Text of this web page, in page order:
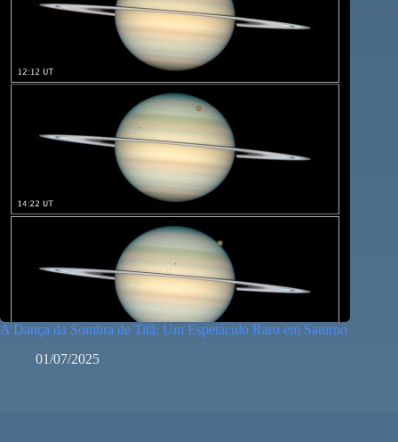
A Dança da Sombra de Titã: Um Espetáculo Raro em Saturno
01/07/2025